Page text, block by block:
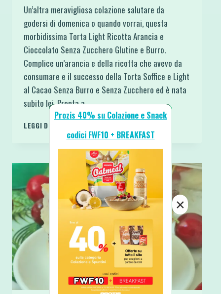
Un’altra meravigliosa colazione salutare da
godersi di domenica o quando vorrai, questa
morbidissima Torta Light Ricotta Arancia e
Cioccolato Senza Zucchero Glutine e Burro.
Complice un’arancia e della ricotta che avevo da
consumare e il successo della Torta Soffice e Light
al Cacao Senza Burro e Senza Zucchero ed è nata
subito lei. Pronta a…
LEGGI DI PIÙ TORTA
LIGHT
ARANCIA
CIOCCOLATO
ZUCCHERO
GLUTINE
BURRO
Prozis 40% su Colazione e Snack
codici FWF10 + BREAKFAST
×